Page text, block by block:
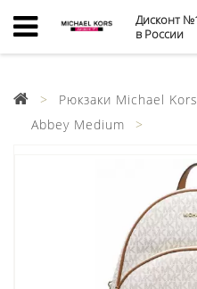
Дисконт
в России
Рюкзаки Michael Kors
Abbey Medium